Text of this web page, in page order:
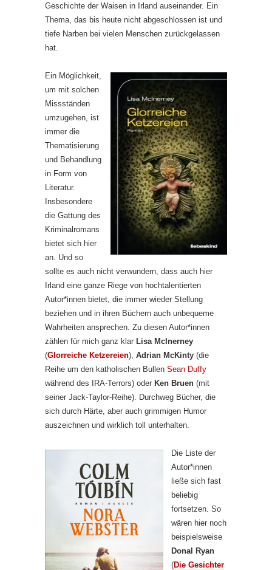
Geschichte der Waisen in Irland auseinander. Ein
Thema, das bis heute nicht abgeschlossen ist und
tiefe Narben bei vielen Menschen zurückgelassen
hat.
Ein Möglichkeit,
um mit solchen
Missständen
umzugehen, ist
immer die
Thematisierung
und Behandlung
in Form von
Literatur.
Insbesondere
die Gattung des
Kriminalromans
bietet sich hier
an. Und so
sollte es auch nicht verwundern, dass auch hier
Irland eine ganze Riege von hochtalentierten
Autor*innen bietet, die immer wieder Stellung
beziehen und in ihren Büchern auch unbequeme
Wahrheiten ansprechen. Zu diesen Autor*innen
zählen für mich ganz klar Lisa McInerney
(Glorreiche Ketzereien), Adrian McKinty (die
Reihe um den katholischen Bullen Sean Duffy
während des IRA-Terrors) oder Ken Bruen (mit
seiner Jack-Taylor-Reihe). Durchweg Bücher, die
sich durch Härte, aber auch grimmigen Humor
auszeichnen und wirklich toll unterhalten.
Die Liste der
Autor*innen
ließe sich fast
beliebig
fortsetzen. So
wären hier noch
beispielsweise
Donal Ryan
(Die Gesichter